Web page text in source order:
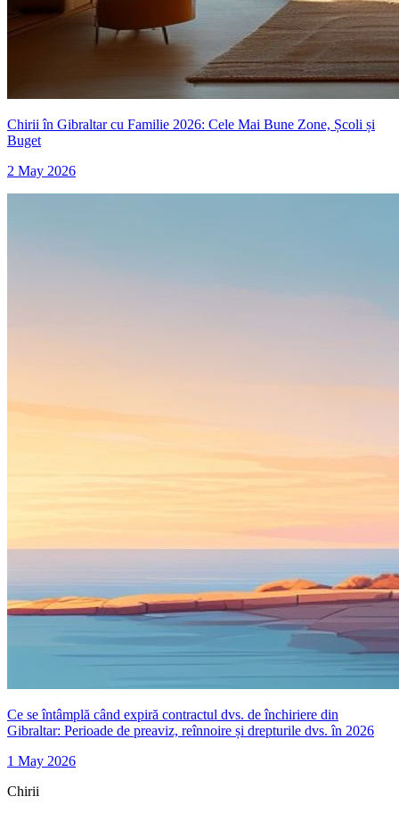
Chirii în Gibraltar cu Familie 2026: Cele Mai Bune Zone, Școli și
Buget
2 May 2026
Ce se întâmplă când expiră contractul dvs. de închiriere din
Gibraltar: Perioade de preaviz, reînnoire și drepturile dvs. în 2026
1 May 2026
Chirii